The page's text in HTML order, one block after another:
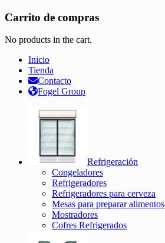
Carrito de compras
No products in the cart.
Inicio
Tienda
Contacto
Fogel Group
Refrigeración
Congeladores
Refrigeradores
Refrigeradores para cerveza
Mesas para preparar alimentos
Mostradores
Cofres Refrigerados